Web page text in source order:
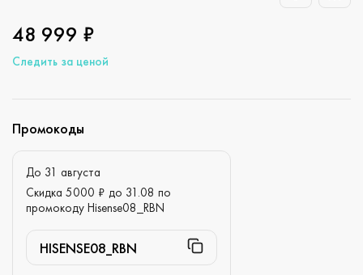
48 999 ₽
Следить за ценой
Промокоды
До 31 августа
Скидка 5000 ₽ до 31.08 по
промокоду Hisense08_RBN
HISENSE08_RBN